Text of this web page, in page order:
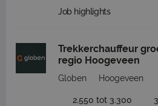
Job highlights
Trekkerchauffeur
regio Hoogeveen
Globen Hoogeveen
2.550 tot 3.300